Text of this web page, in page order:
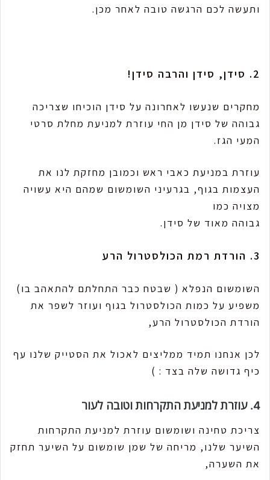
ותעשה לכם הרגשה טובה לאחר מכן.
2. סידן, סידן והרבה סידן!
מחקרים שנעשו לאחרונה על סידן הוכיחו שצריכה
גבוהה של סידן מן החי עוזרת למניעת מחלת סרטי
המעי הגז.
עוזרת במניעת כאבי ראש וכמובן מחזקת לנו את
העצמות בגוף, בגרעיני השומשום שמהם היא עשויה
מצויה כמו
גבוהה מאוד של סידן.
3. הורדת רמת הכולסטרול הרע
השומשום הנפלא ( שבטח כבר התחלתם להתאהב בו)
משפיע על כמות הכולסטרול בגוף ועוזר לשפר את
הורדת הכולסטרול הרע,
לכן אנחנו תמיד ממליצים לאכול את הסטייק שלנו עף
כיף גדושה שלה בצד : )
4. עוזרת למניעת התקרחות וטובה לעור
צריכת טחינה ושומשום עוזרת למניעת התקרחות
השיער שלנו, מריחה של שמן שומשום על השיער תחזק
את השערה,